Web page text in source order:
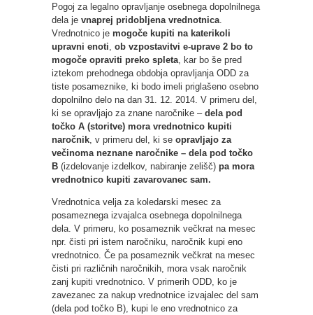
Pogoj za legalno opravljanje osebnega dopolnilnega
dela je vnaprej pridobljena vrednotnica
Vrednotnico je mogoče kupiti na katerikoli
upravni enoti ob vzpostavitvi e-uprave 2 bo to
mogoče opraviti preko spleta , kar bo še pred
iztekom prehodnega obdobja opravljanja ODD za
tiste posameznike, ki bodo imeli priglašeno osebno
dopolnilno delo na dan 31. 12. 2014. V primeru del,
ki se opravljajo za znane naročnike – dela pod
točko A (storitve) mora vrednotnico kupiti
naročnik , v primeru del, ki se opravljajo za
večinoma neznane naročnike – dela pod točko
B (izdelovanje izdelkov, nabiranje zelišč) pa mora
vrednotnico kupiti zavarovanec sam.
Vrednotnica velja za koledarski mesec za
posameznega izvajalca osebnega dopolnilnega
dela. V primeru, ko posameznik večkrat na mesec
npr. čisti pri istem naročniku, naročnik kupi eno
vrednotnico. Če pa posameznik večkrat na mesec
čisti pri različnih naročnikih, mora vsak naročnik
zanj kupiti vrednotnico. V primerih ODD, ko je
zavezanec za nakup vrednotnice izvajalec del sam
(dela pod točko B), kupi le eno vrednotnico za